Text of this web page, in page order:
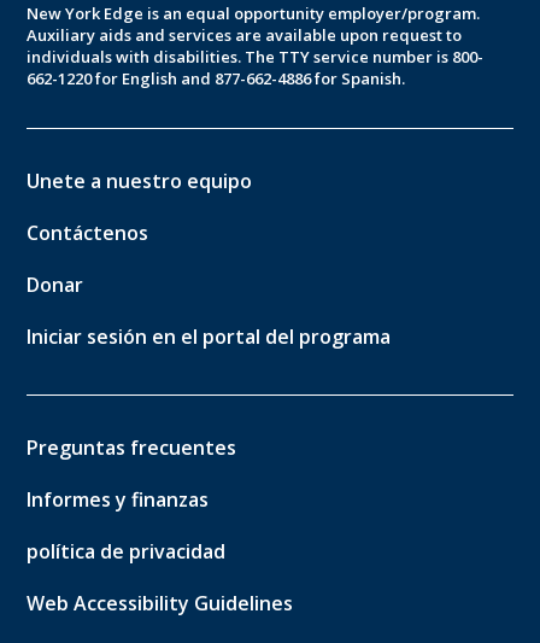
New York Edge is an equal opportunity employer/program.
Auxiliary aids and services are available upon request to
individuals with disabilities. The TTY service number is 800-
662-1220 for English and 877-662-4886 for Spanish.
Unete a nuestro equipo
Contáctenos
Donar
Iniciar sesión en el portal del programa
Preguntas frecuentes
Informes y finanzas
política de privacidad
Web Accessibility Guidelines